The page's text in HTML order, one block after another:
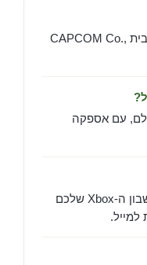
המשחק שוחרר ב-Jul 13, 2023 מבית CAPCOM Co.,
עם אספקה
בוחרים בין התקנה אוטומטית לחשבון ה-Xbox שלכם
למייל.